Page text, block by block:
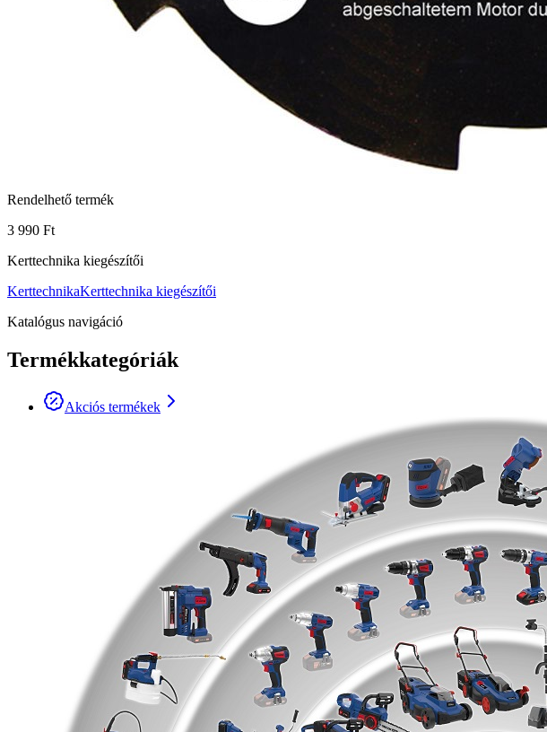
Rendelhető termék
3 990 Ft
Kerttechnika kiegészítői
KerttechnikaKerttechnika kiegészítői
Katalógus navigáció
Termékkategóriák
Akciós termékek